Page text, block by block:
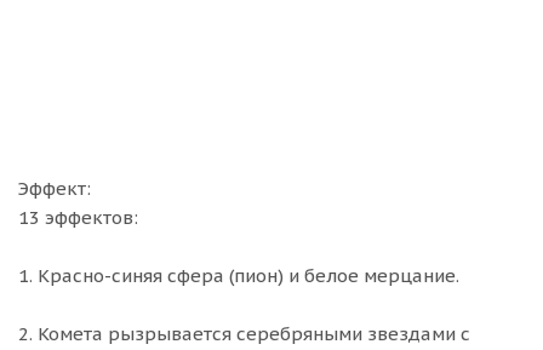
Эффект:
13 эффектов:
1. Красно-синяя сфера (пион) и белое мерцание.
2. Комета рызрывается серебряными звездами с